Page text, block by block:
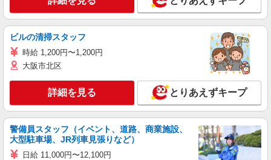
ビルの清掃スタッフ
時給 1,200円〜1,200円
大阪市北区
詳細を見る とりあえずキープ
警備員スタッフ（イベント、道路、商業施設、
大型駐車場、JR列車見張りなど）
日給 11,000円〜12,100円